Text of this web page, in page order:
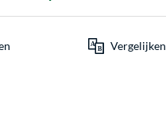
Vergelijken